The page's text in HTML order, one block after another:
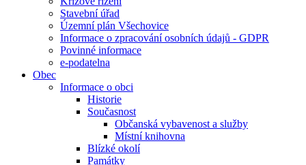
Stavební úřad
Územní plán Všechovice
Informace o zpracování osobních údajů - GDPR
Povinné informace
e-podatelna
Obec
Informace o obci
Historie
Současnost
Občanská vybavenost a služby
Místní knihovna
Blízké okolí
Památky